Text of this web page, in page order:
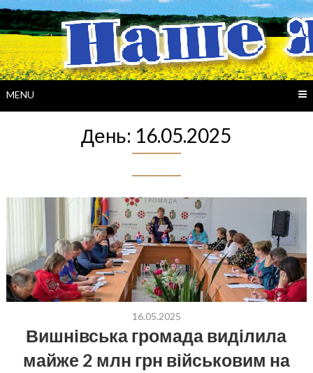
Skip
to
content
MENU
День: 16.05.2025
16.05.2025
Вишнівська громада виділила
майже 2 млн грн військовим на